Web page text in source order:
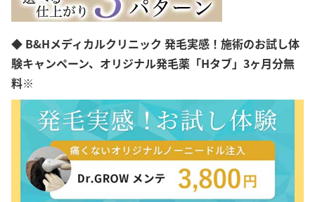
◆ B&Hメディカルクリニック 発毛実感！施術のお試し体
験キャンペーン、オリジナル発毛薬「Hタブ」3ヶ月分無
料※